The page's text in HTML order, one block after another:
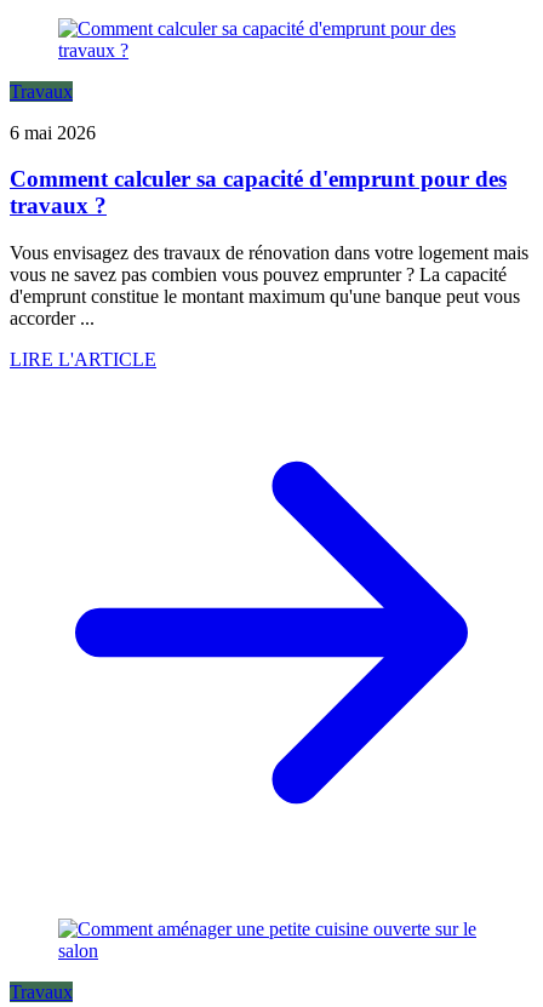
Travaux
6 mai 2026
Comment calculer sa capacité d'emprunt pour des
travaux ?
Vous envisagez des travaux de rénovation dans votre logement mais
vous ne savez pas combien vous pouvez emprunter ? La capacité
d'emprunt constitue le montant maximum qu'une banque peut vous
accorder ...
LIRE L'ARTICLE
Travaux